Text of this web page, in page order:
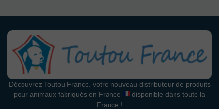
Découvrez Toutou France, votre nouveau distributeur de produits
pour animaux fabriqués en France
disponible dans toute la
France !